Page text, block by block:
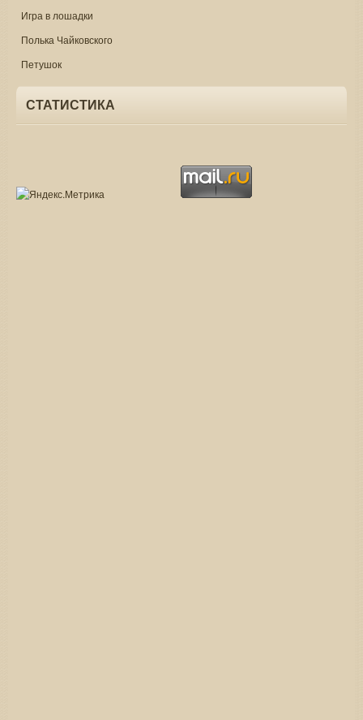
Игра в лошадки
Полька Чайковского
Петушок
СТАТИСТИКА